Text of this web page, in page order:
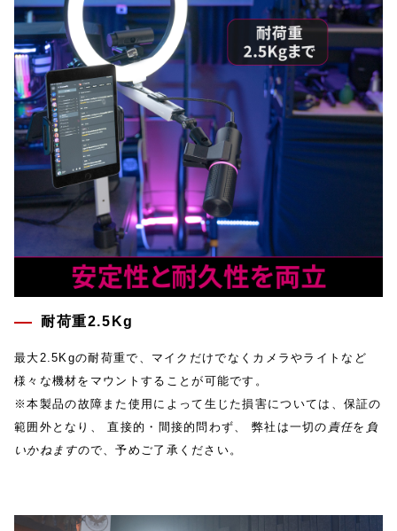
耐荷重2.5Kg
最大2.5Kgの耐荷重で、マイクだけでなくカメラやライトなど
様々な機材をマウントすることが可能です。
※本製品の故障また使用によって生じた損害については、保証の
範囲外となり、 直接的・間接的問わず、 弊社は一切の 責任を 負
いかねますので、予めご了承ください。